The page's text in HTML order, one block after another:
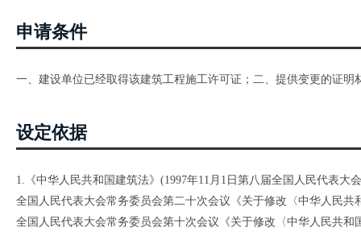
申请条件
一、建设单位已经取得该建筑工程施工许可证；二、提供变更的证明
设定依据
1.《中华人民共和国建筑法》(1997年11月1日第八届全国人民代表
全国人民代表大会常务委员会第二十次会议《关于修改〈中华人民
全国人民代表大会常务委员会第十次会议《关于修改〈中华人民共